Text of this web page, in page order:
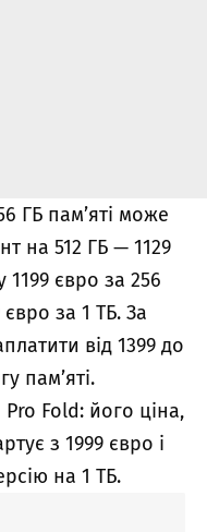
ГБ пам’яті може
на 512 ГБ — 1129
євро за 256
євро за 1 ТБ. За
від 1399 до
пам’яті.
Fold: його ціна,
з 1999 євро і
на 1 ТБ.